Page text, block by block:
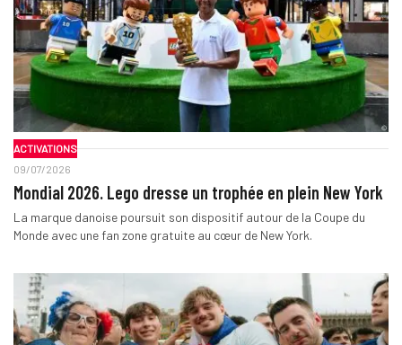
ACTIVATIONS
09/07/2026
Mondial 2026. Lego dresse un trophée en plein New York
La marque danoise poursuit son dispositif autour de la Coupe du
Monde avec une fan zone gratuite au cœur de New York.